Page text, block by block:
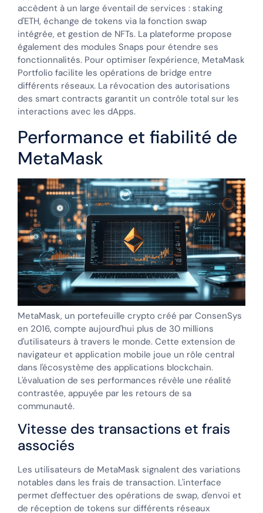
accèdent à un large éventail de services : staking
d'ETH, échange de tokens via la fonction swap
intégrée, et gestion de NFTs. La plateforme propose
également des modules Snaps pour étendre ses
fonctionnalités. Pour optimiser l'expérience, MetaMask
Portfolio facilite les opérations de bridge entre
différents réseaux. La révocation des autorisations
des smart contracts garantit un contrôle total sur les
interactions avec les dApps.
Performance et fiabilité de
MetaMask
MetaMask, un portefeuille crypto créé par ConsenSys
en 2016, compte aujourd'hui plus de 30 millions
d'utilisateurs à travers le monde. Cette extension de
navigateur et application mobile joue un rôle central
dans l'écosystème des applications blockchain.
L'évaluation de ses performances révèle une réalité
contrastée, appuyée par les retours de sa
communauté.
Vitesse des transactions et frais
associés
Les utilisateurs de MetaMask signalent des variations
notables dans les frais de transaction. L'interface
permet d'effectuer des opérations de swap, d'envoi et
de réception de tokens sur différents réseaux